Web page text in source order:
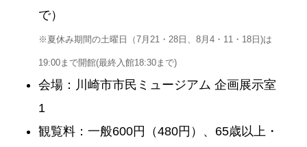
で）
※夏休み期間の土曜日（7月21・28日、8月4・11・18日)は
19:00まで開館(最終入館18:30まで)
会場：川崎市市民ミュージアム 企画展示室
1
観覧料：一般600円（480円）、65歳以上・